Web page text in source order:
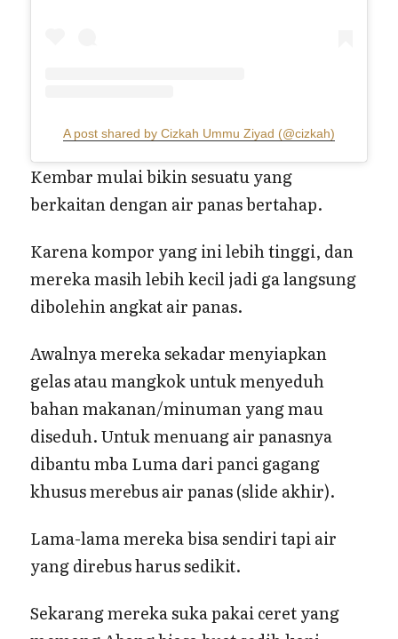
A post shared by Cizkah Ummu Ziyad (@cizkah)
Kembar mulai bikin sesuatu yang
berkaitan dengan air panas bertahap.
Karena kompor yang ini lebih tinggi, dan
mereka masih lebih kecil jadi ga langsung
dibolehin angkat air panas.
Awalnya mereka sekadar menyiapkan
gelas atau mangkok untuk menyeduh
bahan makanan/minuman yang mau
diseduh. Untuk menuang air panasnya
dibantu mba Luma dari panci gagang
khusus merebus air panas (slide akhir).
Lama-lama mereka bisa sendiri tapi air
yang direbus harus sedikit.
Sekarang mereka suka pakai ceret yang